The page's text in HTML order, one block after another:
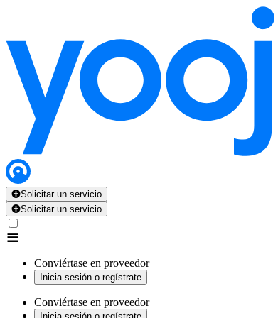
Solicitar un servicio
Solicitar un servicio
Conviértase en proveedor
Inicia sesión o regístrate
Conviértase en proveedor